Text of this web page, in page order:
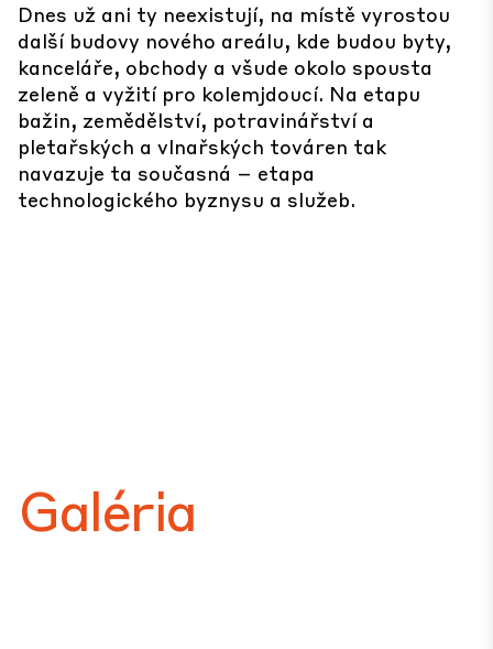
Dnes už ani ty neexistují, na místě vyrostou
další budovy nového areálu, kde budou byty,
kanceláře, obchody a všude okolo spousta
zeleně a vyžití pro kolemjdoucí. Na etapu
bažin, zemědělství, potravinářství a
pletařských a vlnařských továren tak
navazuje ta současná – etapa
technologického byznysu a služeb.
Galéria